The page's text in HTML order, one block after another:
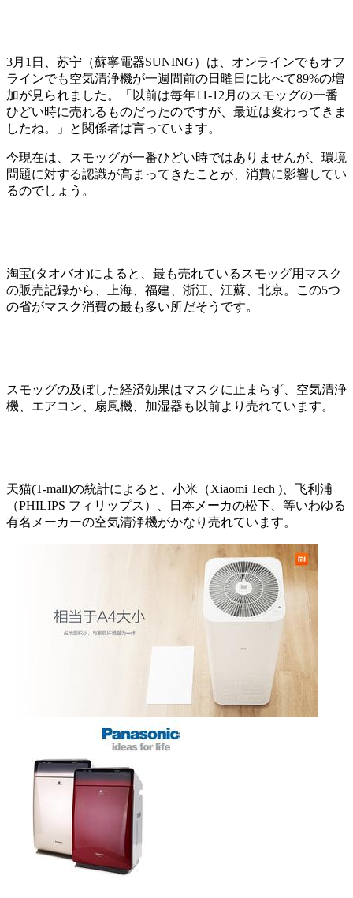
3月1日、苏宁（蘇寧電器SUNING）は、オンラインでもオフ
ラインでも空気清浄機が一週間前の日曜日に比べて89%の増
加が見られました。「以前は毎年11-12月のスモッグの一番
ひどい時に売れるものだったのですが、最近は変わってきま
したね。」と関係者は言っています。
今現在は、スモッグが一番ひどい時ではありませんが、環境
問題に対する認識が高まってきたことが、消費に影響してい
るのでしょう。
淘宝(タオバオ)によると、最も売れているスモッグ用マスク
の販売記録から、上海、福建、浙江、江蘇、北京。この5つ
の省がマスク消費の最も多い所だそうです。
スモッグの及ぼした経済効果はマスクに止まらず、空気清浄
機、エアコン、扇風機、加湿器も以前より売れています。
天猫(T-mall)の統計によると、小米（Xiaomi Tech )、飞利浦
（PHILIPS フィリップス）、日本メーカの松下、等いわゆる
有名メーカーの空気清浄機がかなり売れています。